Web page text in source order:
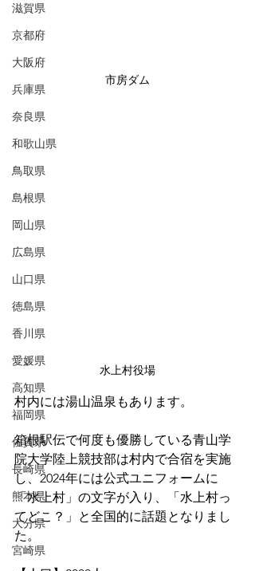
滋賀県
京都府
大阪府
兵庫県
奈良県
和歌山県
鳥取県
島根県
岡山県
広島県
山口県
徳島県
香川県
愛媛県
高知県
福岡県
佐賀県
長崎県
熊本県
大分県
宮崎県
市房ダム
水上村役場
村内には湯山温泉もあります。
箱根駅伝で何度も優勝している青山学
院大学陸上競技部は村内で合宿を実施
し、2024年には公式ユニフォームに
「水上村」の文字が入り、「水上村っ
てどこ？」と全国的に話題となりまし
た。